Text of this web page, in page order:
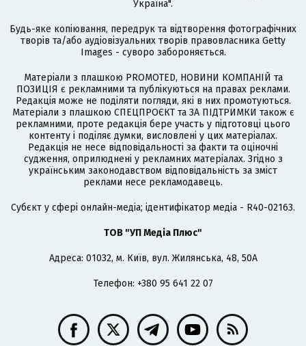
Україна".
Будь-яке копіювання, передрук та відтворення фотографічних
творів та/або аудіовізуальних творів правовласника Getty
Images - суворо забороняється.
Матеріали з плашкою PROMOTED, НОВИНИ КОМПАНІЙ та
ПОЗИЦІЯ є рекламними та публікуються на правах реклами.
Редакція може не поділяти погляди, які в них промотуються.
Матеріали з плашкою СПЕЦПРОЄКТ та ЗА ПІДТРИМКИ також є
рекламними, проте редакція бере участь у підготовці цього
контенту і поділяє думки, висловлені у цих матеріалах.
Редакція не несе відповідальності за факти та оціночні
судження, оприлюднені у рекламних матеріалах. Згідно з
українським законодавством відповідальність за зміст
реклами несе рекламодавець.
Cубєкт у сфері онлайн-медіа; ідентифікатор медіа - R40-02163.
ТОВ "УП Медіа Плюс"
Адреса: 01032, м. Київ, вул. Жилянська, 48, 50А
Телефон: +380 95 641 22 07